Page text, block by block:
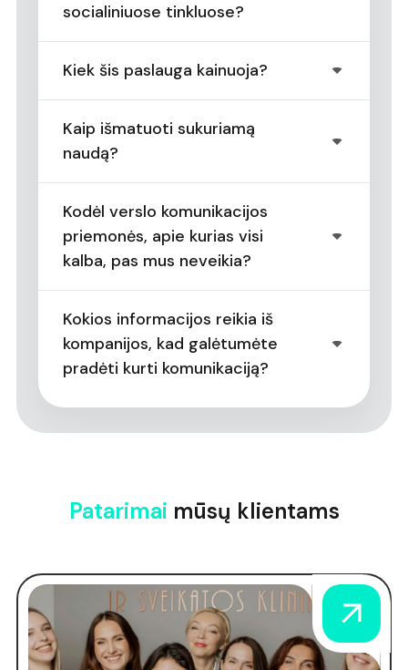
socialiniuose tinkluose?
Kiek šis paslauga kainuoja?
Kaip išmatuoti sukuriamą
naudą?
Kodėl verslo komunikacijos
priemonės, apie kurias visi
kalba, pas mus neveikia?
Kokios informacijos reikia iš
kompanijos, kad galėtumėte
pradėti kurti komunikaciją?
Patarimai mūsų klientams